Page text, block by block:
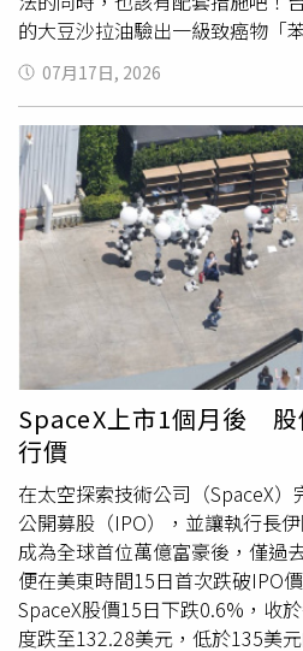
Threads）不過，網友看見Life8
「發現這件事：憤怒100，看見
10000000」、「這就是侵權，
服裝品牌，請不起一個模特兒做
關災難 ，完全0分，又多一間公
名」、「不僅撇清責任，連基本
這公關0分」、「刺青的提示詞
在留言區裝傻，最好AI會模擬一
一單一雙、剛好脖子也有刺青，
的大豆沙拉油驗出一級致癌物「
件持續延燒，7月10日，高雄市
外，因台糖9項產品也因混有中
令全面下架。地方政府鐵腕查禁
部食藥署再度更新預防性下架產
項，累計已有440項產品列入下
家、布列德、禾家香、卜蜂、路
聯華食品、味全及廣達香…等多
名品牌。貴族世家在這次食安風
款，大呼自己也是受害者。（
「貴族世家」集團李姓執行長
架，可問題來了！因為下架中
食用油廠，只剩下「大統益」（
及「唯義」等一些小廠，所製造
是商人囤積居奇，還是見到市場
下架，油品馬上漲價，一桶食用
立馬漲到1300元，漲幅接近20
界人士研判，恐怕得漲到40、甚
商來說，簡直是一場災難 。更糟
油！李姓執行長說，貴族世家全
全都作廢！為了趕緊買安全的油
的，甚至搶到油、下了單，工廠
07月17日, 2026
SpaceX上市1個月後 股
行價
在太空探索技術公司（SpaceX
公開募股（IPO），並讓執行長
成為全球首位萬億富豪後，僅過
便在美東時間15日首次跌破IPO
SpaceX股價15日下跌0.6%，收
度跌至132.28美元，低於135美